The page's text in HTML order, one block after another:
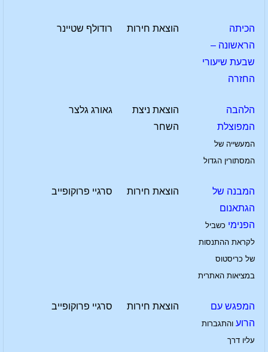
הכיתה
הראשונה –
שבעת שיעורי
החזרה
הוצאת חירות רודולף שטיינר
הלהבה
המפוצלת
המעשייה של
המסתורין הגדול
הוצאת ניצת
השחר
גאורג גלצר
המבנה של
הגתאנום
הפנימי כשביל
לקראת ההתנסות
של כריסטוס
במציאות האתרית
הוצאת חירות סרגיי פרוקופייב
המפגש עם
הרוע והתגברות
עליו דרך
הוצאת חירות סרגיי פרוקופייב